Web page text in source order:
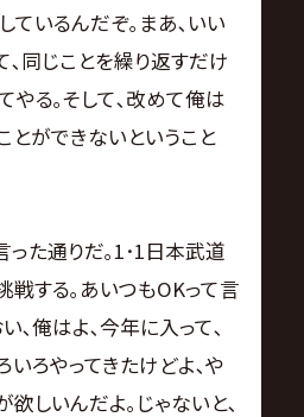
ているんだぞ｡まあ､いい
､同じことを繰り返すだけ
やる｡そして､改めて俺は
とができないということ
った通りだ｡1･1日本武道
戦する｡あいつもOKって言
､俺はよ､今年に入って､
いろやってきたけどよ､や
欲しいんだよ｡じゃないと､